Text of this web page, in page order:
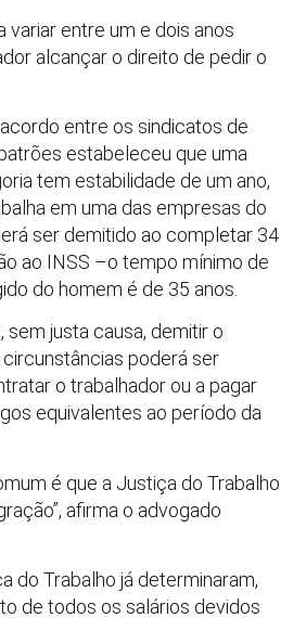
variar entre um e dois anos
alcançar o direito de pedir o
entre os sindicatos de
estabeleceu que uma
tem estabilidade de um ano,
em uma das empresas do
ser demitido ao completar 34
ao INSS –o tempo mínimo de
do homem é de 35 anos.
sem justa causa, demitir o
poderá ser
o trabalhador ou a pagar
equivalentes ao período da
é que a Justiça do Trabalho
afirma o advogado
do Trabalho já determinaram,
de todos os salários devidos